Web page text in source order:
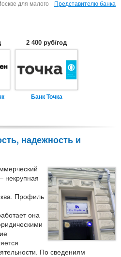
для малого
Представителю банка
2 400 руб/год
Банк Точка
надежность и
некрупная
Профиль
она
По сведениям